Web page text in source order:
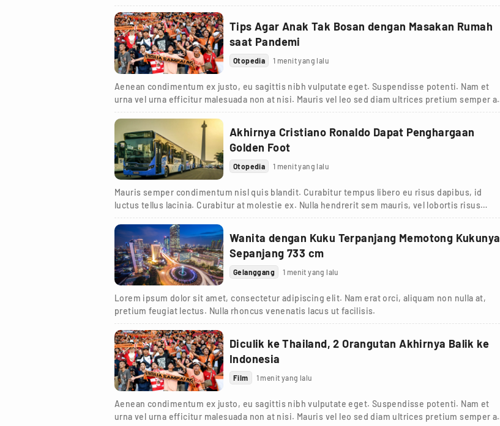
viverra et.
Tips Agar Anak Tak Bosan dengan Masakan Rumah
saat Pandemi
Otopedia 1 menit yang lalu
Aenean condimentum ex justo, eu sagittis nibh vulputate eget. Suspendisse potenti. Nam et
urna vel urna efficitur malesuada non at nisi. Mauris vel leo sed diam ultrices pretium semper a
turpis.
Akhirnya Cristiano Ronaldo Dapat Penghargaan
Golden Foot
Otopedia 1 menit yang lalu
Mauris semper condimentum nisl quis blandit. Curabitur tempus libero eu risus dapibus, id
luctus tellus lacinia. Curabitur at molestie ex. Nulla hendrerit sem mauris, vel lobortis risus
viverra et.
Wanita dengan Kuku Terpanjang Memotong Kukunya
Sepanjang 733 cm
Gelanggang 1 menit yang lalu
Lorem ipsum dolor sit amet, consectetur adipiscing elit. Nam erat orci, aliquam non nulla at,
pretium feugiat lectus. Nulla rhoncus venenatis lacus ut facilisis.
Diculik ke Thailand, 2 Orangutan Akhirnya Balik ke
Indonesia
Film 1 menit yang lalu
Aenean condimentum ex justo, eu sagittis nibh vulputate eget. Suspendisse potenti. Nam et
urna vel urna efficitur malesuada non at nisi. Mauris vel leo sed diam ultrices pretium semper a